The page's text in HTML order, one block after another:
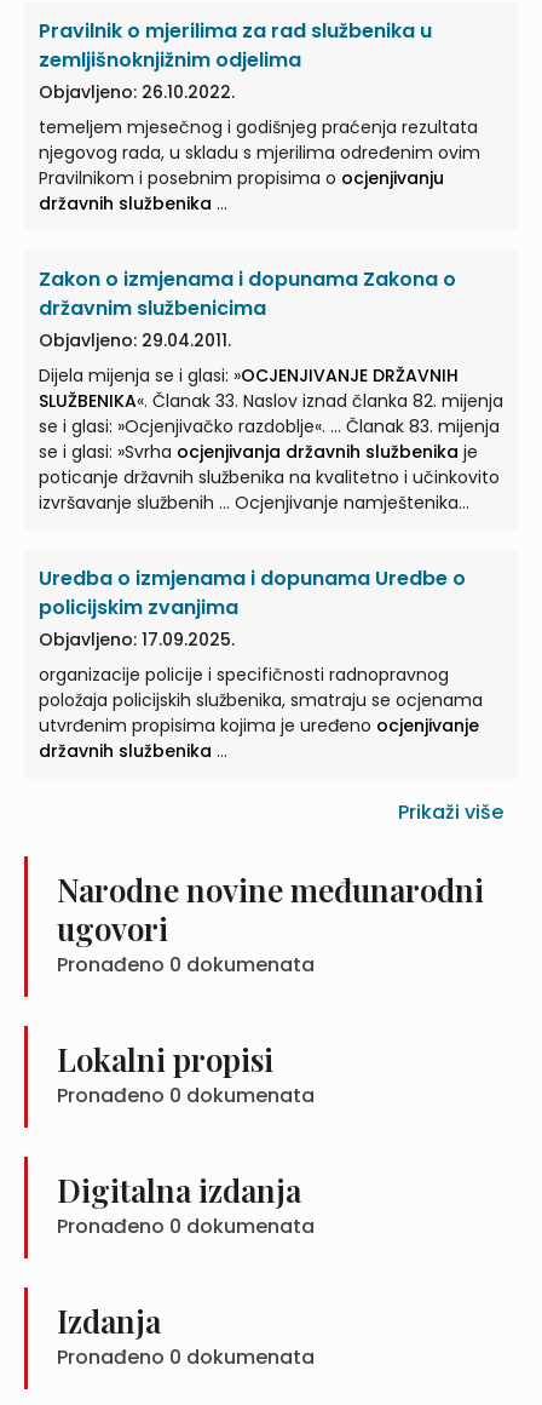
Pravilnik o mjerilima za rad službenika u
zemljišnoknjižnim odjelima
Objavljeno: 26.10.2022.
temeljem mjesečnog i godišnjeg praćenja rezultata
njegovog rada, u skladu s mjerilima određenim ovim
Pravilnikom i posebnim propisima o ocjenjivanju
državnih službenika ...
Zakon o izmjenama i dopunama Zakona o
državnim službenicima
Objavljeno: 29.04.2011.
Dijela mijenja se i glasi: »OCJENJIVANJE DRŽAVNIH
SLUŽBENIKA«. Članak 33. Naslov iznad članka 82. mijenja
se i glasi: »Ocjenjivačko razdoblje«. ... Članak 83. mijenja
se i glasi: »Svrha ocjenjivanja državnih službenika je
poticanje državnih službenika na kvalitetno i učinkovito
izvršavanje službenih ... Ocjenjivanje namještenika
ocjenjivanju državnih službenika... , 3. donijeti uredbu
iz članka 36. ovoga Zakona, kojom će urediti postupak
ocjenjivanja, kriterije za ocjenjivanje i sadržaj obrasca o
ocjenjivanju državnih službenika
Uredba o izmjenama i dopunama Uredbe o
policijskim zvanjima
Objavljeno: 17.09.2025.
organizacije policije i specifičnosti radnopravnog
položaja policijskih službenika, smatraju se ocjenama
utvrđenim propisima kojima je uređeno ocjenjivanje
državnih službenika ...
Prikaži više
Narodne novine međunarodni
ugovori
Pronađeno 0 dokumenata
Lokalni propisi
Pronađeno 0 dokumenata
Digitalna izdanja
Pronađeno 0 dokumenata
Izdanja
Pronađeno 0 dokumenata